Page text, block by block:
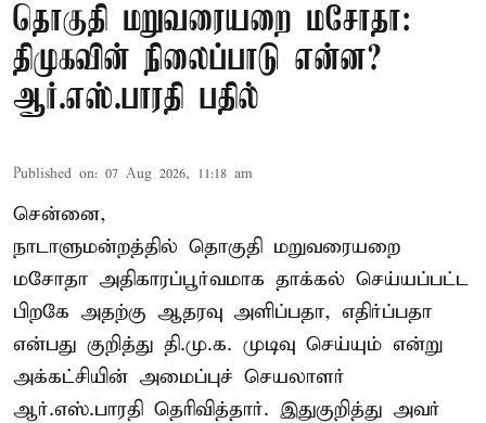
தொகுதி மறுவரையறை மசோதா:
திமுகவின் நிலைப்பாடு என்ன?
ஆர்.எஸ்.பாரதி பதில்
Published on: 07 Aug 2026, 11:18 am
சென்னை,
நாடாளுமன்றத்தில் தொகுதி மறுவரையறை
மசோதா அதிகாரப்பூர்வமாக தாக்கல் செய்யப்பட்ட
பிறகே அதற்கு ஆதரவு அளிப்பதா, எதிர்ப்பதா
என்பது குறித்து தி.மு.க. முடிவு செய்யும் என்று
அக்கட்சியின் அமைப்புச் செயலாளர்
ஆர்.எஸ்.பாரதி தெரிவித்தார். இதுகுறித்து அவர்